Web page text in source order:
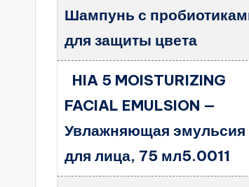
Шампунь с
для защиты цвета
HIA 5 MOISTURIZING
FACIAL EMULSION —
Увлажняющая эмульсия
для лица, 75 мл5.0011